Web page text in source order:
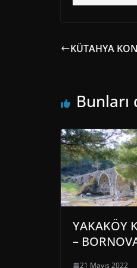
KÜTAHYA
YAKAKÖY
–
21 Mayıs 2022